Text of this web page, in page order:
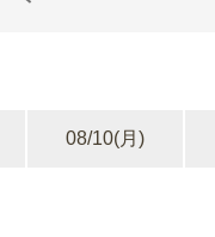
08/10(月)